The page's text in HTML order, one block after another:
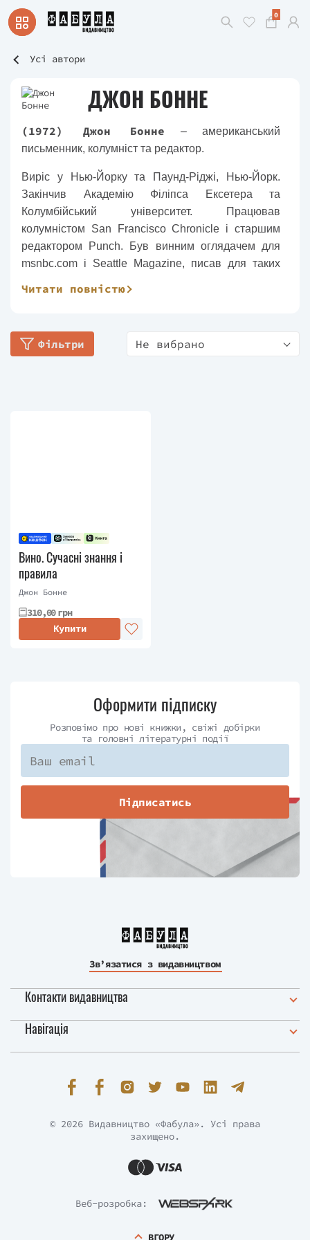
0
Усі автори
ДЖОН БОННЕ
(1972) Джон Бонне – американський
письменник, колумніст та редактор.
Виріс у Нью-Йорку та Паунд-Ріджі, Нью-Йорк.
Закінчив Академію Філіпса Ексетера та
Колумбійський університет. Працював
колумністом San Francisco Chronicle і старшим
редактором Punch. Був винним оглядачем для
msnbc.com і Seattle Magazine, писав для таких
Бонне отримав нагороду від Фонду Джеймса
Читати повністю
Фільтри Не вибрано
Вино. Сучасні знання і
правила
Джон Бонне
310,00 грн
Купити
Оформити підписку
Розповімо про нові книжки, свіжі добірки
та головні літературні події
Підписатись
Зв’язатися з видавництвом
Контакти видавництва
Навігація
Веб-розробка:
© 2026 Видавництво «Фабула». Усі права
захищено.
ВГОРУ